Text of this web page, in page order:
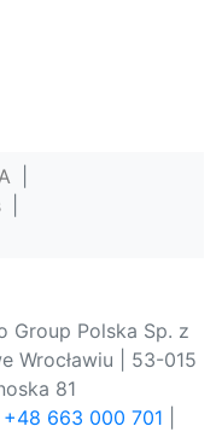
Group Polska Sp. z
Wrocławiu | 53-015
81
+48 663 000 701